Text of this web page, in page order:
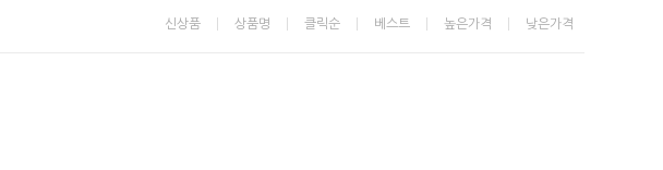
신상품 상품명 클릭순 베스트 높은가격 낮은가격